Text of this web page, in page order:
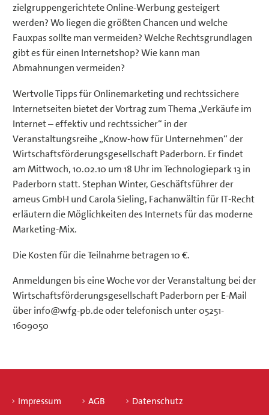
zielgruppengerichtete Online-Werbung gesteigert
werden? Wo liegen die größten Chancen und welche
Fauxpas sollte man vermeiden? Welche Rechtsgrundlagen
gibt es für einen Internetshop? Wie kann man
Abmahnungen vermeiden?
Wertvolle Tipps für Onlinemarketing und rechtssichere
Internetseiten bietet der Vortrag zum Thema „Verkäufe im
Internet – effektiv und rechtssicher“ in der
Veranstaltungsreihe „Know-how für Unternehmen“ der
Wirtschaftsförderungsgesellschaft Paderborn. Er findet
am Mittwoch, 10.02.10 um 18 Uhr im Technologiepark 13 in
Paderborn statt. Stephan Winter, Geschäftsführer der
ameus GmbH und Carola Sieling, Fachanwältin für IT-Recht
erläutern die Möglichkeiten des Internets für das moderne
Marketing-Mix.
Die Kosten für die Teilnahme betragen 10 €.
Anmeldungen bis eine Woche vor der Veranstaltung bei der
Wirtschaftsförderungsgesellschaft Paderborn per E-Mail
über info@wfg-pb.de oder telefonisch unter 05251-
1609050
Impressum AGB Datenschutz